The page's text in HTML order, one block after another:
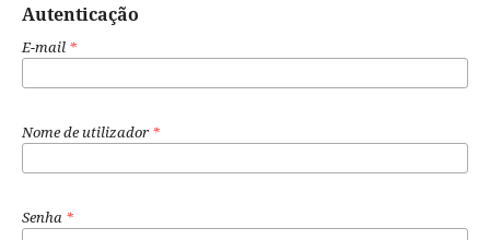
Autenticação
E-mail *
Nome de utilizador *
Senha *